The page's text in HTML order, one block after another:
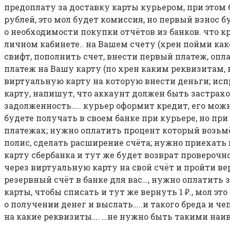
предоплату за доставку карты курьером, при
рублей, это мол будет комиссия, но первый взнос
о необходимости покупки отчётов из банков. что
личном кабинете.. на Вашем счету (хрен пойми
свифт, пополнить счет, внести первый платеж,
платеж на Вашу карту (по хрен каким реквизитам,
виртуальную карту на которую внести деньги;
карту, напишут, что аккаунт должен быть
задолженность….. курьер оформит кредит, его
будете получать в своем банке при курьере, но
платежах; нужно оплатить процент который
полис, сделать расширение счёта; нужно
карту сбербанка и тут же будет возврат
через виртуальную карту на свой счёт и пройти
резервный счёт в банке для вас…, нужно
карты, чтобы списать и тут же вернуть 1 ₽., мол
о получении денег и выслать…..и такого бреда и
на какие реквизиты…. …не нужно быть такими